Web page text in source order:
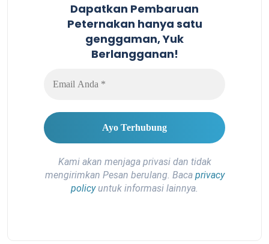
Dapatkan Pembaruan
Peternakan hanya satu
genggaman, Yuk
Berlangganan!
Kami akan menjaga privasi dan tidak
mengirimkan Pesan berulang. Baca privacy
policyuntuk informasi lainnya.